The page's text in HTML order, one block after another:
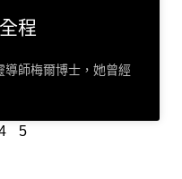
程
導師梅爾博士，她曾經
5